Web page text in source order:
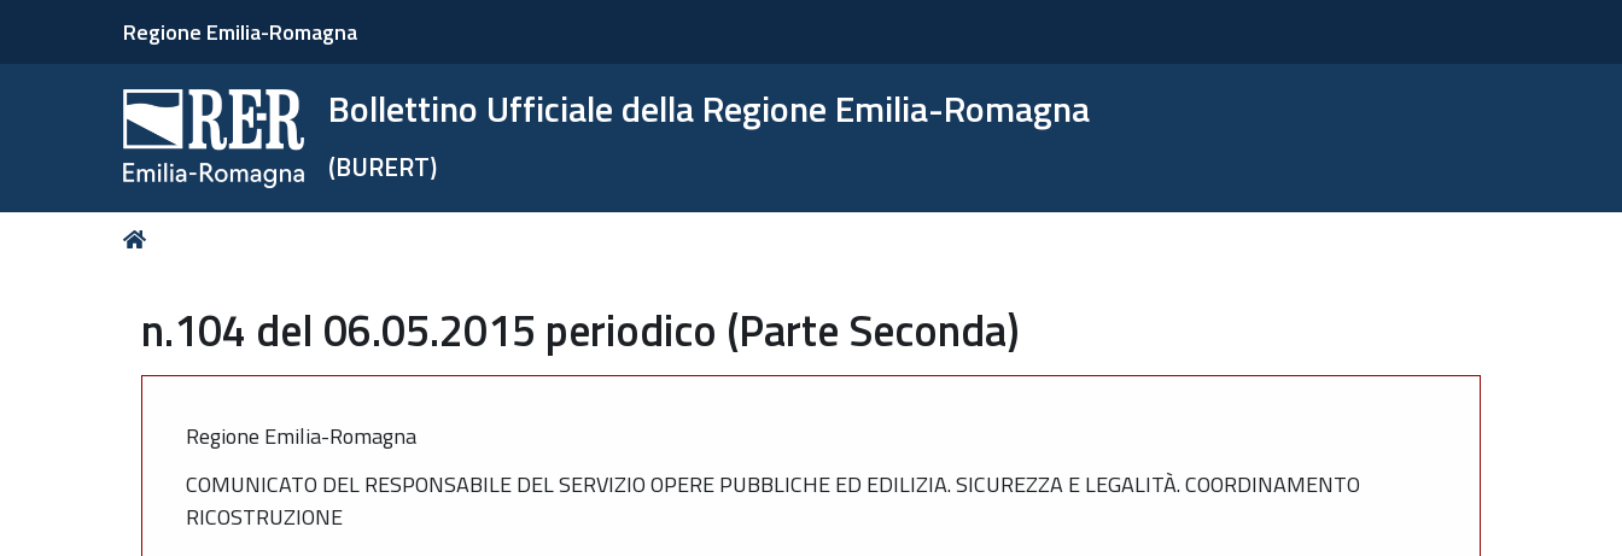
Regione Emilia-Romagna
Bollettino Ufficiale della Regione Emilia-Romagna
(BURERT)
Tu
n.104 del 06.05.2015 periodico (Parte Seconda)
Regione Emilia-Romagna
COMUNICATO DEL RESPONSABILE DEL SERVIZIO OPERE PUBBLICHE ED EDILIZIA. SICUREZZA E LEGALITÀ. COORDINAMENTO
RICOSTRUZIONE